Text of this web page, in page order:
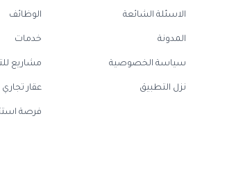
الاسئلة الشائعة
المدونة
سياسة الخصوصية
نزل التطبيق
الوظائف
خدمات
مشاريع
عقار تجاري
فرصة